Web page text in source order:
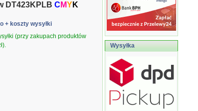
DT423KPLB C MYK
+ koszty wysyłki
(przy zakupach produktów
Wysyłka